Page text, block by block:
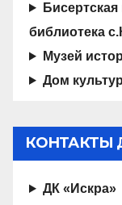
библиотека
Музей
Дом
КОНТАКТЫ
ДК «Искра»